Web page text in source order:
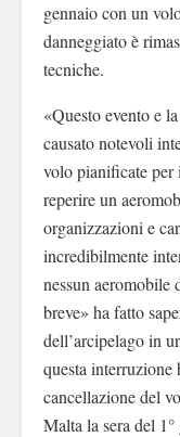
gennaio con un
danneggiato è
tecniche.
«Questo evento e
causato notevoli
volo pianificate
reperire un
organizzazioni e
incredibilmente
nessun aeromobile
breve» ha fatto
dell’arcipelago in
questa
cancellazione del
Malta la sera del 1°